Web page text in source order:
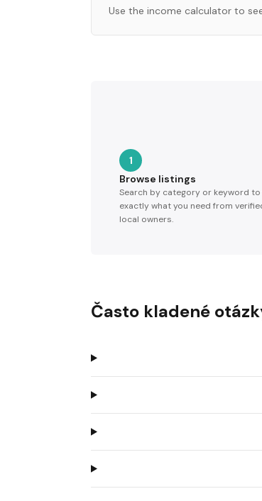
Use the income calculator to
1
Browse listings
Search by category or keyword to
exactly what you need from
local owners.
Často kladené